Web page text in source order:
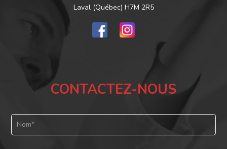
Laval (Québec) H7M 2R5
CONTACTEZ-NOUS